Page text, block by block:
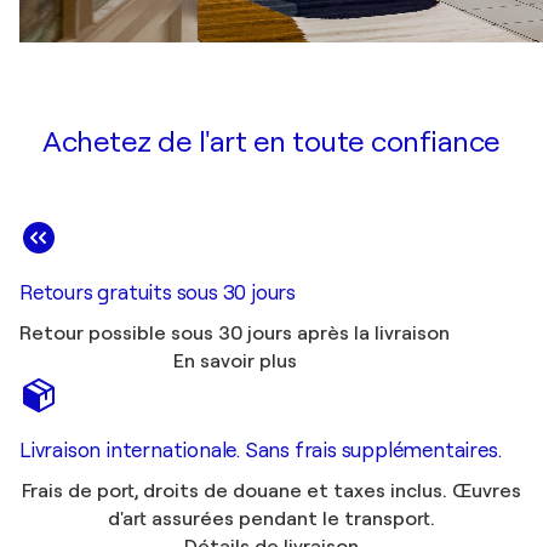
Achetez de l'art en toute confiance
Retours gratuits sous 30 jours
Retour possible sous 30 jours après la livraison
En savoir plus
Livraison internationale. Sans frais supplémentaires.
Frais de port, droits de douane et taxes inclus. Œuvres
d'art assurées pendant le transport.